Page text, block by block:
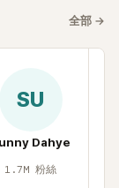
全部 →
SU
Dahye
1.7M 粉絲